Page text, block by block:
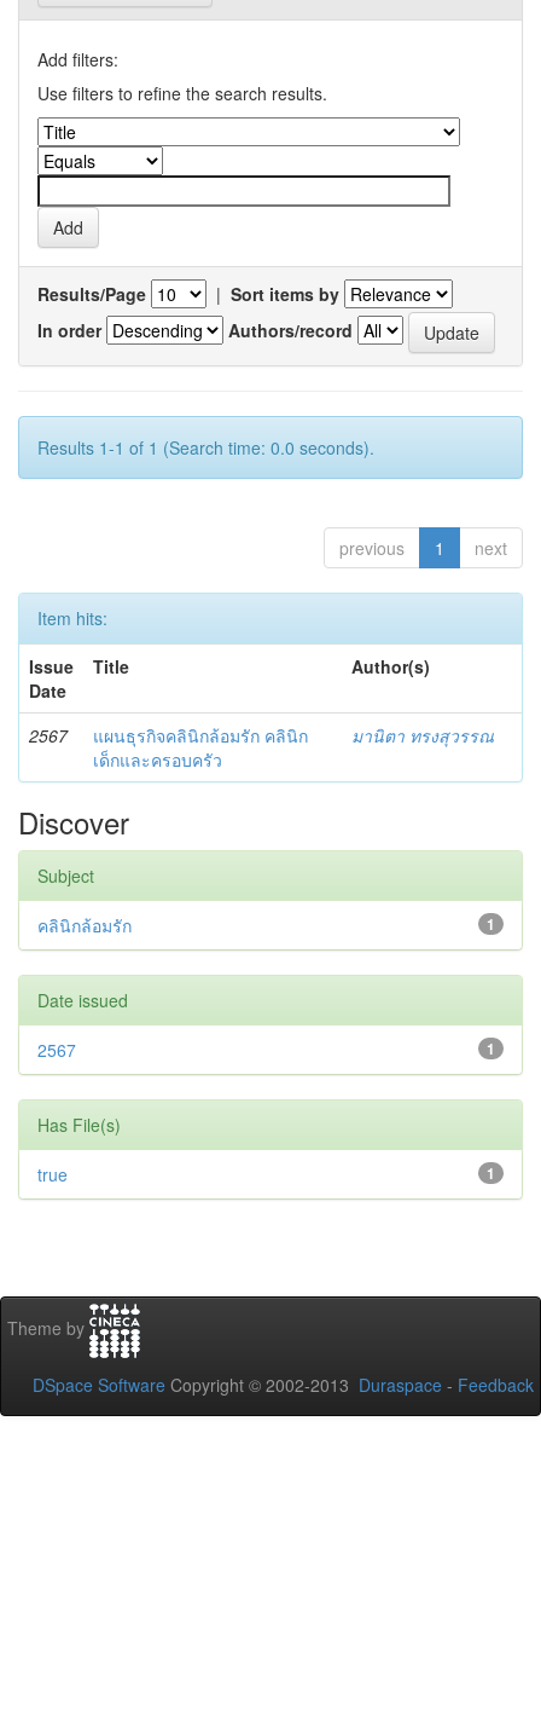
Add filters:
Use filters to refine the search results.
Results/Page | Sort items by
In order
Authors/record
Results 1-1 of 1 (Search time: 0.0 seconds).
previous 1 next
Item hits:
Issue
Date
Title Author(s)
2567
แผนธุรกิจคลินิกล้อมรัก คลินิก
เด็กและครอบครัว
มานิตา ทรงสุวรรณ
Discover
Subject
1
คลินิกล้อมรัก
Date issued
1
2567
Has File(s)
1
true
Theme by
DSpace Software Copyright © 2002-2013 Duraspace - Feedback